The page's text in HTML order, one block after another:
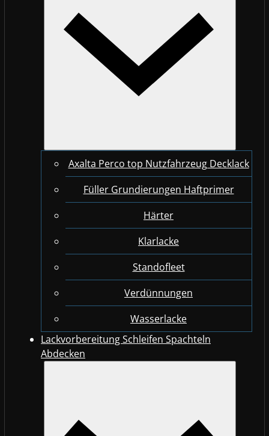
Axalta Perco top Nutzfahrzeug Decklack
Füller Grundierungen Haftprimer
Härter
Klarlacke
Standofleet
Verdünnungen
Wasserlacke
Lackvorbereitung Schleifen Spachteln
Abdecken